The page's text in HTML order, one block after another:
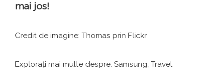
mai jos!
Credit de imagine: Thomas prin Flickr
Explorați mai multe despre: Samsung, Travel.